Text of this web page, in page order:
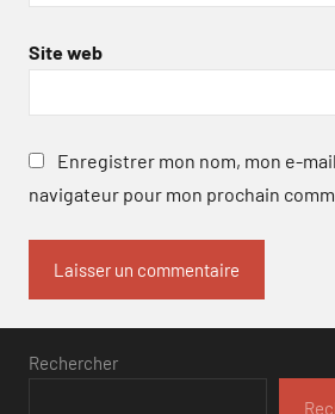
Site web
Enregistrer mon nom, mon e-
navigateur pour mon prochain
Rechercher